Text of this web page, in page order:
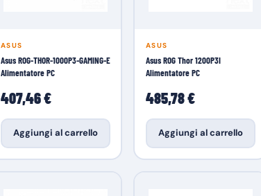
ASUS
Asus ROG-THOR-1000P3-GAMING-E
Alimentatore PC
407,46 €
Aggiungi al carrello
ASUS
Asus ROG Thor 1200P3I
Alimentatore PC
485,78 €
Aggiungi al carrello